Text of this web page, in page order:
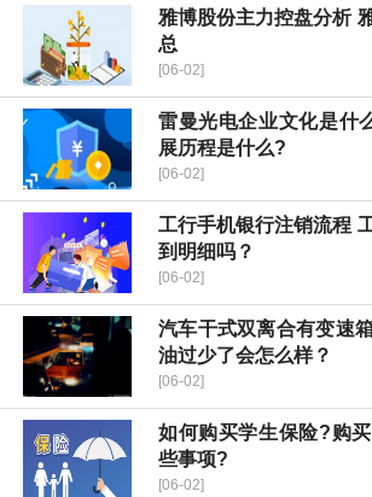
雅博股份主力控盘分析
总
[06-02]
雷曼光电企业文化是什
展历程是什么?
[06-02]
工行手机银行注销流程
到明细吗？
[06-02]
汽车干式双离合有变速
油过少了会怎么样？
[06-02]
如何购买学生保险?购
些事项?
[06-02]